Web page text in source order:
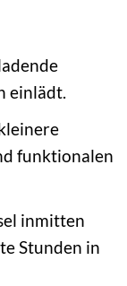
einlädt.
funktionalen
inmitten
Stunden in